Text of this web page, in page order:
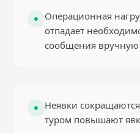
Операционная
отпадает
сообщения вручную
Неявки
туром повышают